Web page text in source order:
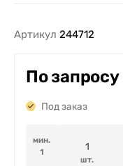
Артикул 244712
По запросу
Под заказ
мин.
1
шт.